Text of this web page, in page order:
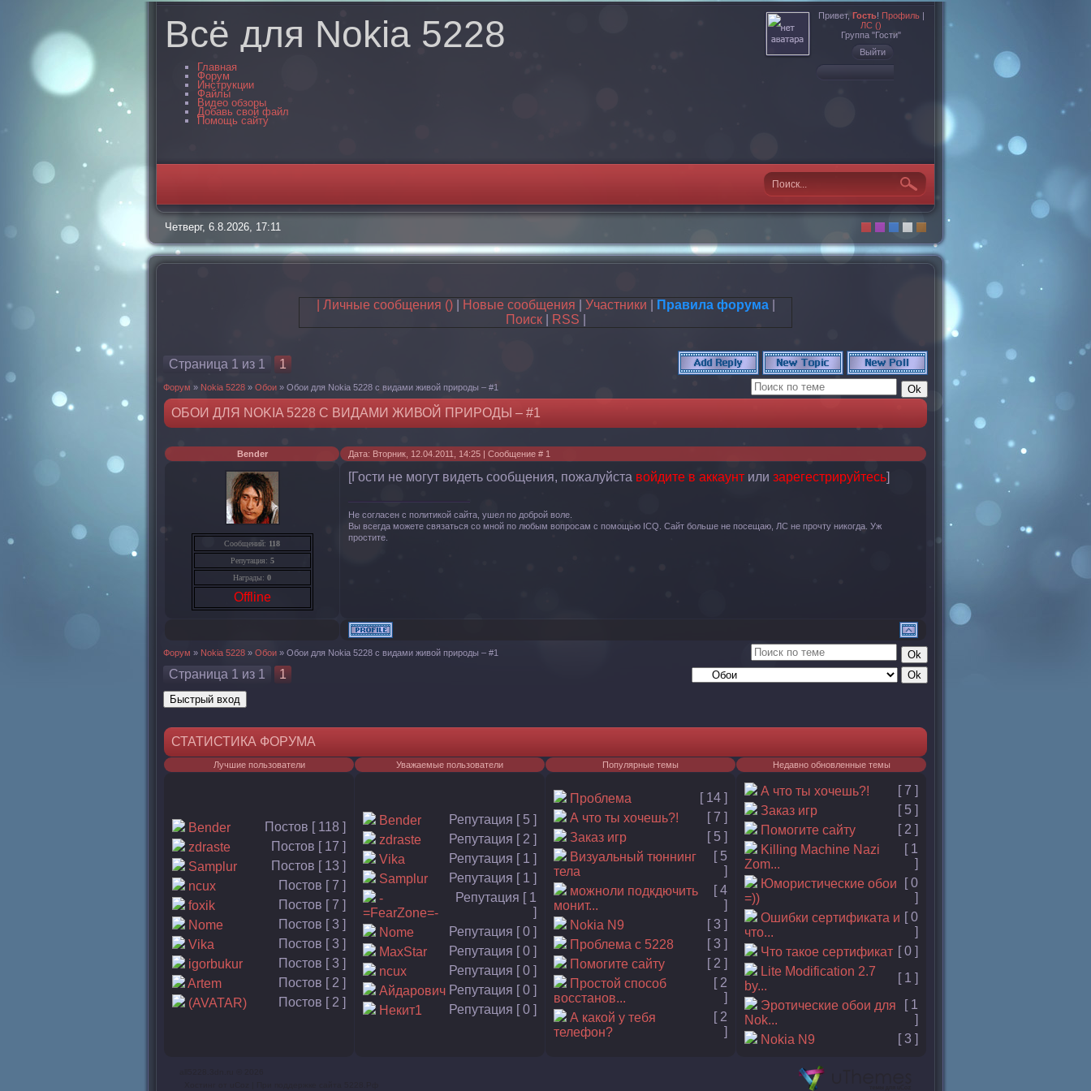
Всё для Nokia 5228
Главная
Форум
Инструкции
Файлы
Видео обзоры
Добавь свой файл
Помощь сайту
Привет, Гость! Профиль|
ЛС ()
Группа "Гости"
Выйти
Четверг, 6.8.2026, 17:11
| Личные сообщения ()| Новые сообщения Участники Правила форума|
Поиск| RSS
Страница 1 из 1 1
Форум » Nokia 5228 » Обои » Обои для Nokia 5228 с видами живой природы – #1
ОБОИ ДЛЯ NOKIA 5228 С ВИДАМИ ЖИВОЙ ПРИРОДЫ – #1
Bender Дата: Вторник, 12.04.2011, 14:25 | Сообщение # 1
Сообщений: 118
Репутация: 5
Награды: 0
Offline
[Гости не могут видеть сообщения, пожалуйста войдите в аккаунт или зарегестрируйтесь]
Не согласен с политикой сайта, ушел по доброй воле.
Вы всегда можете связаться со мной по любым вопросам с помощью ICQ. Сайт больше не посещаю, ЛС не прочту никогда. Уж
простите.
Форум » Nokia 5228 » Обои » Обои для Nokia 5228 с видами живой природы – #1
Страница 1 из 1 1
СТАТИСТИКА ФОРУМА
Лучшие пользователи Уважаемые пользователи Популярные темы Недавно обновленные темы
Bender
Постов [ 118 ]
zdraste
Постов [ 17 ]
Samplur
Постов [ 13 ]
ncux
Постов [ 7 ]
foxik
Постов [ 7 ]
Nome
Постов [ 3 ]
Vika
Постов [ 3 ]
igorbukur
Постов [ 3 ]
Artem
Постов [ 2 ]
(AVATAR)
Постов [ 2 ]
Bender
Репутация [ 5 ]
zdraste
Репутация [ 2 ]
Vika
Репутация [ 1 ]
Samplur
Репутация [ 1 ]
-
=FearZone=-
Репутация [ 1
]
Nome
Репутация [ 0 ]
MaxStar
Репутация [ 0 ]
ncux
Репутация [ 0 ]
Айдарович Репутация [ 0 ]
Некит1
Репутация [ 0 ]
Проблема
[ 14 ]
А что ты хочешь?!
[ 7 ]
Заказ игр
[ 5 ]
Визуальный тюннинг
тела
[ 5
]
можноли подкдючить
монит...
[ 4
]
Nokia N9
[ 3 ]
Проблема с 5228
[ 3 ]
Помогите сайту
[ 2 ]
Простой способ
восстанов...
[ 2
]
А какой у тебя
телефон?
[ 2
]
А что ты хочешь?!
[ 7 ]
Заказ игр
[ 5 ]
Помогите сайту
[ 2 ]
Killing Machine Nazi
Zom...
[ 1
]
Юмористические обои
=))
[ 0
]
Ошибки сертификата и
что...
[ 0
]
Что такое сертификат [ 0 ]
Lite Modification 2.7
by...
[ 1 ]
Эротические обои для
Nok...
[ 1
]
Nokia N9
[ 3 ]